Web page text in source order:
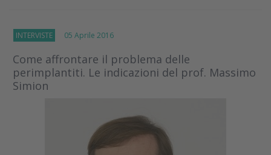
INTERVISTE 05 Aprile 2016
Come affrontare il problema delle
perimplantiti. Le indicazioni del prof. Massimo
Simion